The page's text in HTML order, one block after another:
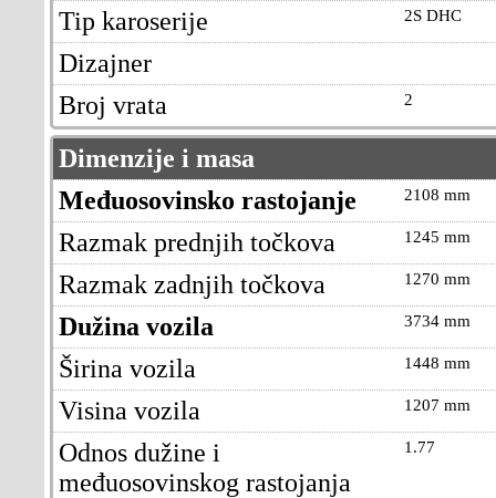
2S DHC
Tip karoserije
Dizajner
2
Broj vrata
Dimenzije i masa
2108 mm
Međuosovinsko rastojanje
1245 mm
Razmak prednjih točkova
1270 mm
Razmak zadnjih točkova
3734 mm
Dužina vozila
1448 mm
Širina vozila
1207 mm
Visina vozila
1.77
Odnos dužine i
međuosovinskog rastojanja